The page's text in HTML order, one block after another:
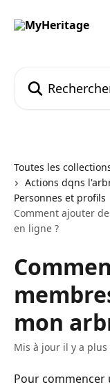
Toutes les
Actions dqns
Personnes et profils
Comment ajouter
en ligne ?
mon
Mis à jour il y a plus
Pour commencer